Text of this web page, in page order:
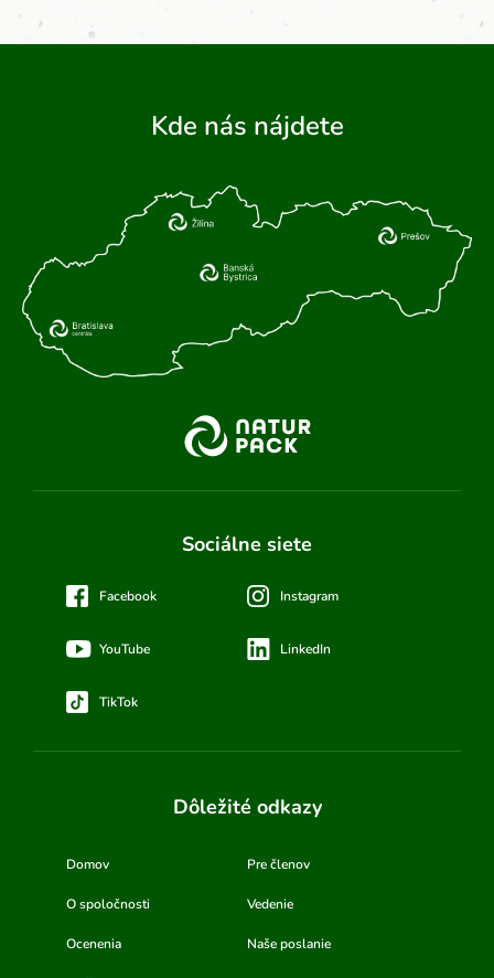
Kde nás nájdete
Sociálne siete
Facebook Instagram
YouTube LinkedIn
TikTok
Dôležité odkazy
Domov Pre členov
O spoločnosti Vedenie
Ocenenia Naše poslanie